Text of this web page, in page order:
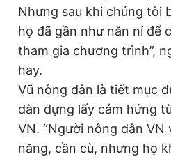
Nhưng sau khi chúng tôi
họ đã gần như năn nỉ để
tham gia chương trình”,
hay.
Vũ nông dân là tiết mục
dàn dựng lấy cảm hứng
VN. “Người nông dân VN
năng, cần cù, nhưng họ